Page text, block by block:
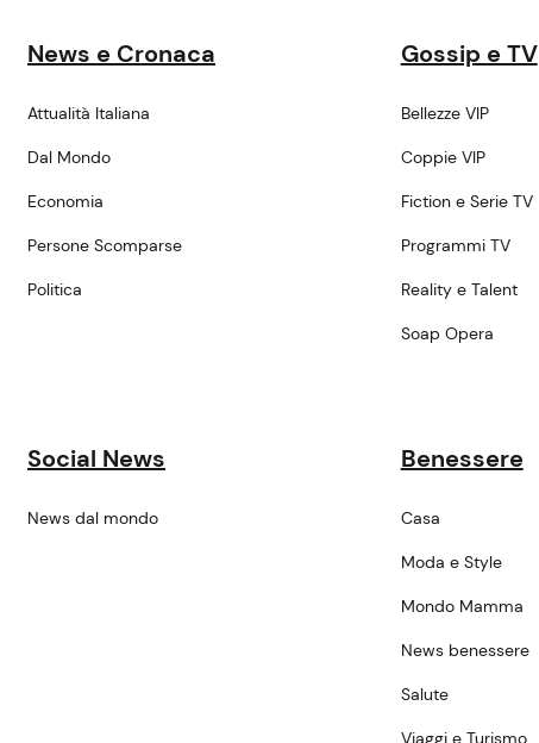
News e Cronaca
Attualità Italiana
Dal Mondo
Economia
Persone Scomparse
Politica
Gossip e TV
Bellezze VIP
Coppie VIP
Fiction e Serie TV
Programmi TV
Reality e Talent
Soap Opera
Social News
News dal mondo
Benessere
Casa
Moda e Style
Mondo Mamma
News benessere
Salute
Viaggi e Turismo